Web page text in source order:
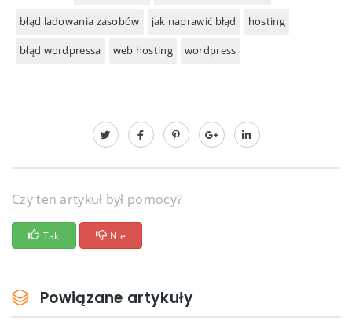
błąd ladowania zasobów jak naprawić błąd hosting
błąd wordpressa web hosting wordpress
Czy ten artykuł był pomocy?
Tak Nie
Powiązane artykuły